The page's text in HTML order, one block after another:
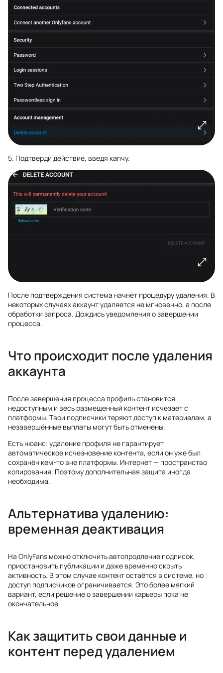
5. Подтверди действие, введя капчу.
После подтверждения система начнёт процедуру удаления. В
некоторых случаях аккаунт удаляется не мгновенно, а после
обработки запроса. Дождись уведомления о завершении
процесса.
Что происходит после удаления
аккаунта
После завершения процесса профиль становится
недоступным и весь размещенный контент исчезает с
платформы. Твои подписчики теряют доступ к материалам, а
незавершённые выплаты могут быть отменены.
Есть нюанс: удаление профиля не гарантирует
автоматическое исчезновение контента, если он уже был
сохранён кем-то вне платформы. Интернет — пространство
копирования. Поэтому дополнительная защита иногда
необходима.
Альтернатива удалению:
временная деактивация
На OnlyFans можно отключить автопродление подписок,
приостановить публикации и даже временно скрыть
активность. В этом случае контент остаётся в системе, но
доступ подписчиков ограничивается. Это более мягкий
вариант, если решение о завершении карьеры пока не
окончательное.
Как защитить свои данные и
контент перед удалением